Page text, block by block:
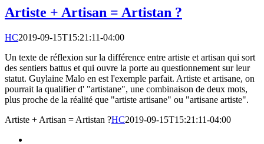
Artiste + Artisan = Artistan ?
HC2019-09-15T15:21:11-04:00
Un texte de réflexion sur la différence entre artiste et artisan qui sort
des sentiers battus et qui ouvre la porte au questionnement sur leur
statut. Guylaine Malo en est l'exemple parfait. Artiste et artisane, on
pourrait la qualifier d' "artistane", une combinaison de deux mots,
plus proche de la réalité que "artiste artisane" ou "artisane artiste".
Artiste + Artisan = Artistan ?HC2019-09-15T15:21:11-04:00